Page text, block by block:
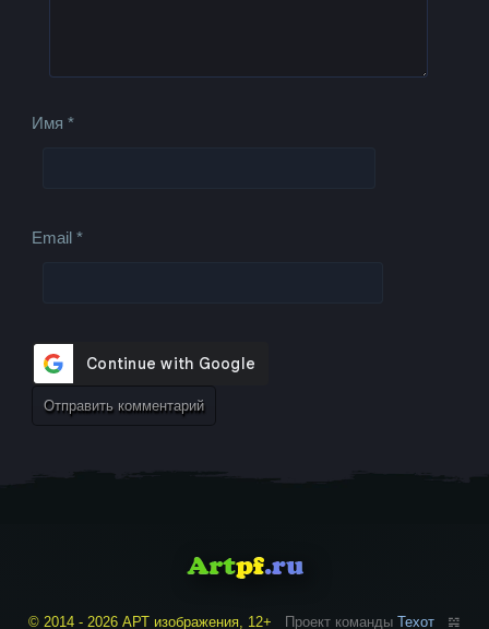
Имя*
Email*
© 2014 - 2026 АРТ изображения, 12+ Проект команды Техот 𝌴